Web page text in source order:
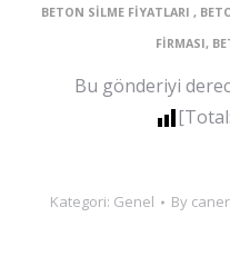
BETON SİLME FİYATLARI ,
FİRMASI,
Bu gönderiyi
[Total:
Kategori: Genel By